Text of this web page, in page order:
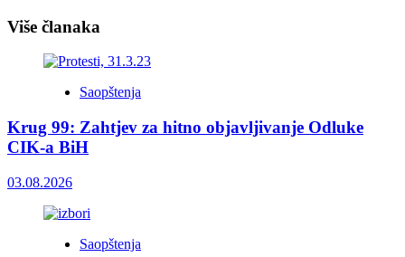
Više članaka
Saopštenja
Krug 99: Zahtjev za hitno objavljivanje Odluke
CIK-a BiH
03.08.2026
Saopštenja